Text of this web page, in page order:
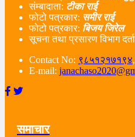
संम्बादाता: टीका राई
फोटो पत्रकार: समीर राई
फोटो पत्रकार: बिजय जिरेल
सूचना तथा प्रसारण विभाग
Contact No: ९८५१२१७१९४,
E-mail:
समाचार